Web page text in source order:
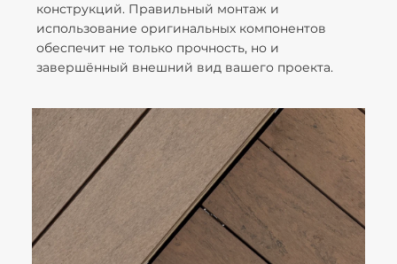
конструкций. Правильный монтаж и
использование оригинальных компонентов
обеспечит не только прочность, но и
завершённый внешний вид вашего проекта.